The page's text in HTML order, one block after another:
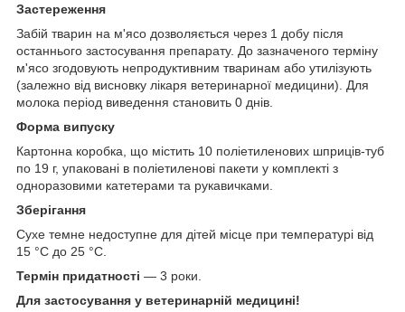
Застереження
Забій тварин на м'ясо дозволяється через 1 добу після
останнього застосування препарату. До зазначеного терміну
м'ясо згодовують непродуктивним тваринам або утилізують
(залежно від висновку лікаря ветеринарної медицини). Для
молока період виведення становить 0 днів.
Форма випуску
Картонна коробка, що містить 10 поліетиленових шприців-туб
по 19 г, упаковані в поліетиленові пакети у комплекті з
одноразовими катетерами та рукавичками.
Зберігання
Сухе темне недоступне для дітей місце при температурі від
15 °С до 25 °С.
Термін придатності — 3 роки.
Для застосування у ветеринарній медицині!